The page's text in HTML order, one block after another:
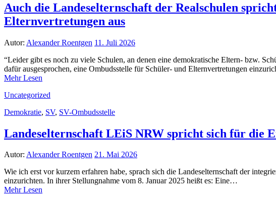
Auch die Landeselternschaft der Realschulen
Elternvertretungen aus
Autor: Alexander Roentgen 11. Juli 2026
“Leider gibt es noch zu viele Schulen, an denen eine demokratische Eltern- bzw.
dafür ausgesprochen, eine Ombudsstelle für Schüler- und Elternvertretungen
Mehr Lesen
Uncategorized
Demokratie, SV, SV-Ombudsstelle
Landeselternschaft LEiS NRW spricht sich für die
Autor: Alexander Roentgen 21. Mai 2026
Wie ich erst vor kurzem erfahren habe, sprach sich die Landeselternschaft der
einzurichten. In ihrer Stellungnahme vom 8. Januar 2025 heißt es: Eine…
Mehr Lesen